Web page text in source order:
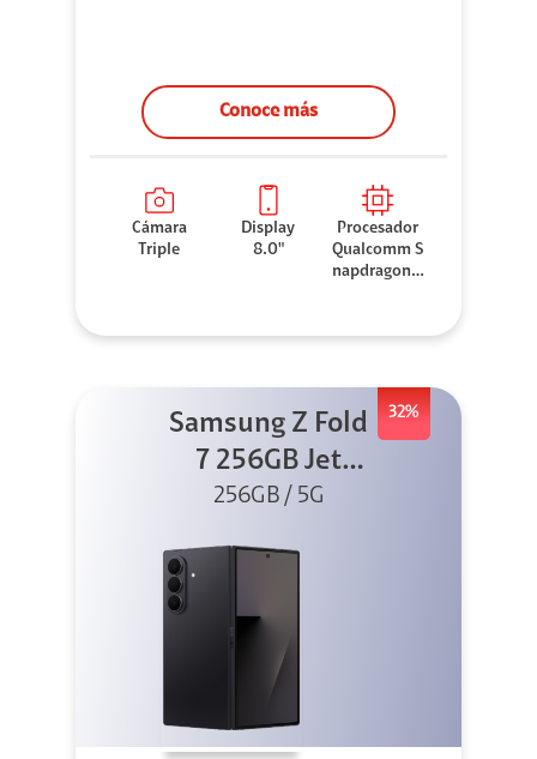
Conoce más
Cámara
Triple
Display
8.0"
Procesador
Qualcomm S
napdragon 8
32%
Samsung Z Fold
7 256GB Jet
Black
256GB / 5G